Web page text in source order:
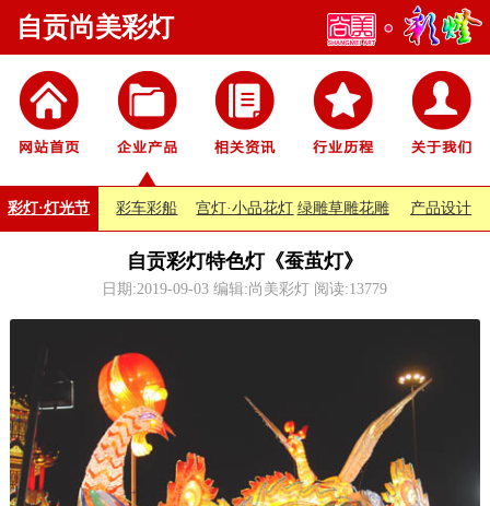
自贡尚美彩灯
彩灯·灯光节 彩车彩船 宫灯·小品花灯 绿雕草雕花雕 产品设计
自贡彩灯特色灯《蚕茧灯》
日期:2019-09-03 编辑:尚美彩灯 阅读:13779